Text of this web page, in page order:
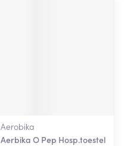
Aerobika
Aerbika O Pep Hosp.toestel